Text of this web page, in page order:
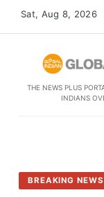
Sat, Aug 8, 2026
THE NEWS PLUS
INDIANS
BREAKING NEWS